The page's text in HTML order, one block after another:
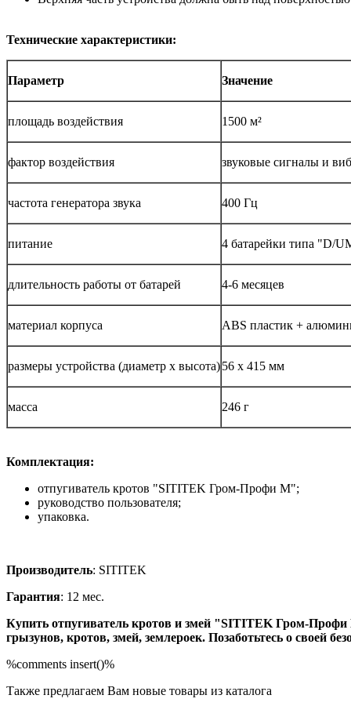
Технические характеристики:
Параметр Значение
площадь воздействия 1500 м²
фактор воздействия звуковые сигналы и
частота генератора звука 400 Гц
питание 4 батарейки типа "D/
длительность работы от батарей 4-6 месяцев
материал корпуса ABS пластик +
размеры устройства (диаметр х высота)56 х 415 мм
масса 246 г
Комплектация:
отпугиватель кротов "SITITEK Гром-Профи М";
руководство пользователя;
упаковка.
Производитель: SITITEK
Гарантия: 12 мес.
Купить отпугиватель кротов и змей "SITITEK Гром-Профи
грызунов, кротов, змей, землероек. Позаботьтесь о своей
%comments insert()%
Также предлагаем Вам новые товары из каталога